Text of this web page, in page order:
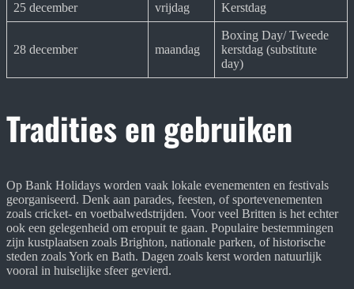
25 december vrijdag Kerstdag
28 december maandag
Boxing Day/ Tweede
kerstdag (substitute
day)
Tradities en gebruiken
Op Bank Holidays worden vaak lokale evenementen en festivals
georganiseerd. Denk aan parades, feesten, of sportevenementen
zoals cricket- en voetbalwedstrijden. Voor veel Britten is het echter
ook een gelegenheid om eropuit te gaan. Populaire bestemmingen
zijn kustplaatsen zoals Brighton, nationale parken, of historische
steden zoals York en Bath. Dagen zoals kerst worden natuurlijk
vooral in huiselijke sfeer gevierd.